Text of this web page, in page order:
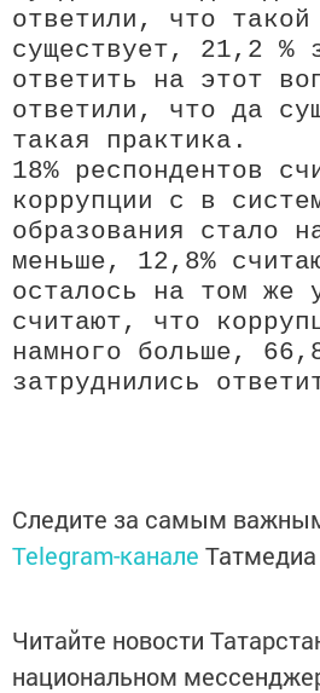
ответили, что такой
существует, 21,2 %
ответить на этот
ответили, что да
такая практика.
18% респондентов
коррупции с в
образования стало
меньше, 12,8%
осталось на том же
считают, что
намного больше,
затруднились
Следите за самым
Telegram-канале Татмедиа
Читайте новости
национальном